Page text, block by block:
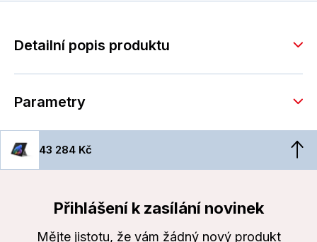
Detailní popis produktu
Parametry
43 284 Kč
Přihlášení k zasílání novinek
Mějte jistotu, že vám žádný nový produkt